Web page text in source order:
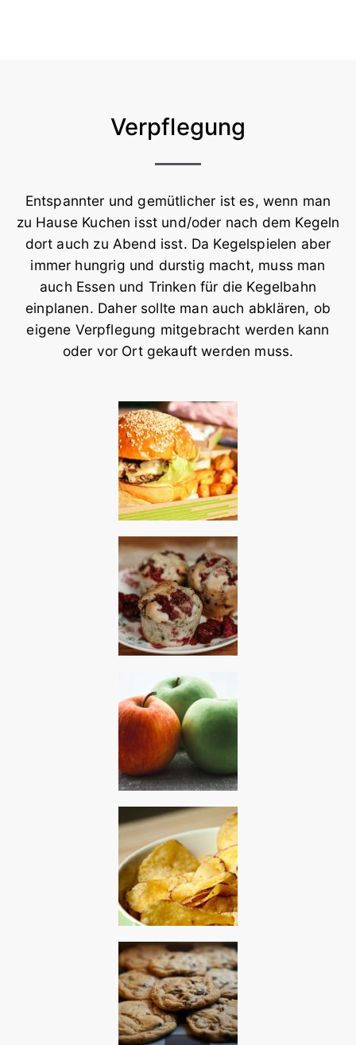
Verpflegung
Entspannter und gemütlicher ist es, wenn man
zu Hause Kuchen isst und/oder nach dem Kegeln
dort auch zu Abend isst. Da Kegelspielen aber
immer hungrig und durstig macht, muss man
auch Essen und Trinken für die Kegelbahn
einplanen. Daher sollte man auch abklären, ob
eigene Verpflegung mitgebracht werden kann
oder vor Ort gekauft werden muss.